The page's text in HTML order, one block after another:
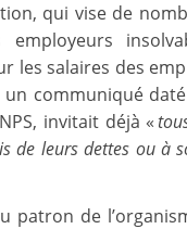
qui vise de
les salaires des
communiqué
invitait déjà «
de leurs dettes ou à
patron de